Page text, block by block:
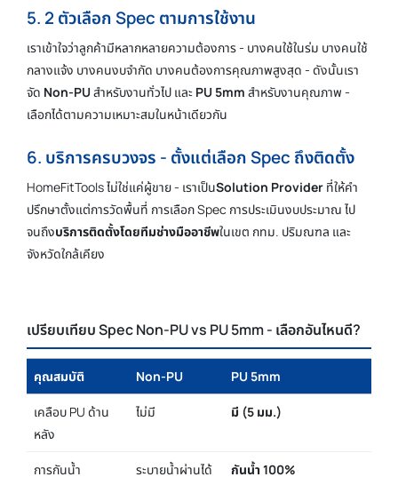
5. 2 ตัวเลือก Spec ตามการใช้งาน
เราเข้าใจว่าลูกค้ามีหลากหลายความต้องการ - บางคนใช้ในร่ม บางคนใช้
กลางแจ้ง บางคนงบจำกัด บางคนต้องการคุณภาพสูงสุด - ดังนั้นเรา
จัด Non-PU สำหรับงานทั่วไป และ PU 5mm สำหรับงานคุณภาพ -
เลือกได้ตามความเหมาะสมในหน้าเดียวกัน
6. บริการครบวงจร - ตั้งแต่เลือก Spec ถึงติดตั้ง
HomeFitTools ไม่ใช่แค่ผู้ขาย - เราเป็นSolution Provider ที่ให้คำ
ปรึกษาตั้งแต่การวัดพื้นที่ การเลือก Spec การประเมินงบประมาณ ไป
จนถึงบริการติดตั้งโดยทีมช่างมืออาชีพในเขต กทม. ปริมณฑล และ
จังหวัดใกล้เคียง
เปรียบเทียบ Spec Non-PU vs PU 5mm - เลือกอันไหนดี?
คุณสมบัติ Non-PU PU 5mm
เคลือบ PU ด้าน
หลัง
ไม่มี มี (5 มม.)
การกันน้ำ ระบายน้ำผ่านได้ กันน้ำ 100%